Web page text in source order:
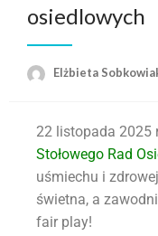
osiedlowych
Elżbieta
22 listopada 2025
Stołowego Rad
uśmiechu i
świetna, a
fair play!